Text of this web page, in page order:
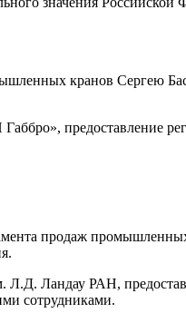
кранов Сергею
предоставление
продаж
Ландау РАН,
сотрудниками.